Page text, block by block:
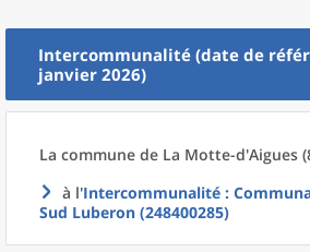
Intercommunalité (date de
janvier 2026)
La commune de La Motte-d'Aigues
à l'Intercommunalité :
Sud Luberon (248400285)